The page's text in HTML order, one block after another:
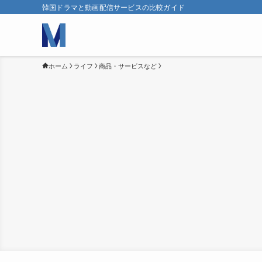
韓国ドラマと動画配信サービスの比較ガイド
ホーム ライフ 商品・サービスなど